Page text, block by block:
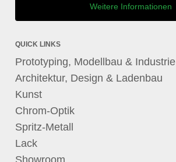
Weitere Informationen
QUICK LINKS
Prototyping, Modellbau & Industrie
Architektur, Design & Ladenbau
Kunst
Chrom-Optik
Spritz-Metall
Lack
Showroom